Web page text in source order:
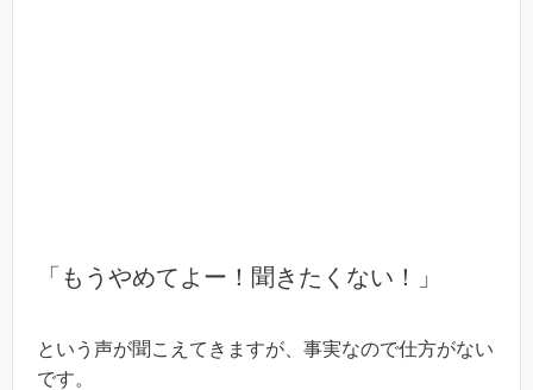
「もうやめてよー！聞きたくない！」
という声が聞こえてきますが、事実なので仕方がない
です。